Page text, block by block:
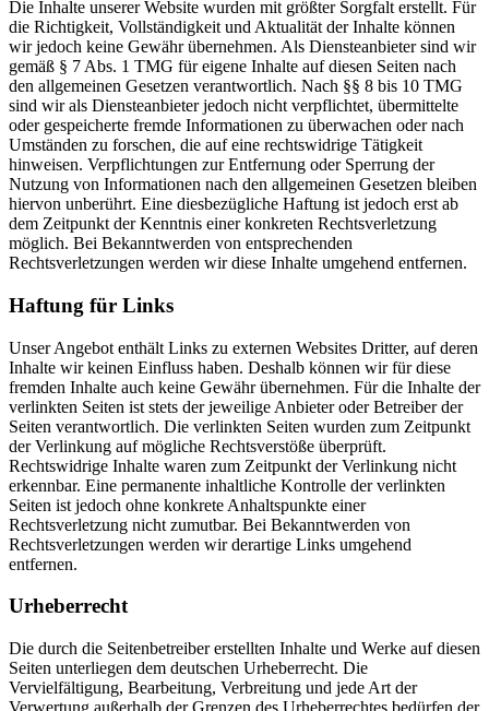
Die Inhalte unserer Website wurden mit größter Sorgfalt erstellt. Für
die Richtigkeit, Vollständigkeit und Aktualität der Inhalte können
wir jedoch keine Gewähr übernehmen. Als Diensteanbieter sind wir
gemäß § 7 Abs. 1 TMG für eigene Inhalte auf diesen Seiten nach
den allgemeinen Gesetzen verantwortlich. Nach §§ 8 bis 10 TMG
sind wir als Diensteanbieter jedoch nicht verpflichtet, übermittelte
oder gespeicherte fremde Informationen zu überwachen oder nach
Umständen zu forschen, die auf eine rechtswidrige Tätigkeit
hinweisen. Verpflichtungen zur Entfernung oder Sperrung der
Nutzung von Informationen nach den allgemeinen Gesetzen bleiben
hiervon unberührt. Eine diesbezügliche Haftung ist jedoch erst ab
dem Zeitpunkt der Kenntnis einer konkreten Rechtsverletzung
möglich. Bei Bekanntwerden von entsprechenden
Rechtsverletzungen werden wir diese Inhalte umgehend entfernen.
Haftung für Links
Unser Angebot enthält Links zu externen Websites Dritter, auf deren
Inhalte wir keinen Einfluss haben. Deshalb können wir für diese
fremden Inhalte auch keine Gewähr übernehmen. Für die Inhalte der
verlinkten Seiten ist stets der jeweilige Anbieter oder Betreiber der
Seiten verantwortlich. Die verlinkten Seiten wurden zum Zeitpunkt
der Verlinkung auf mögliche Rechtsverstöße überprüft.
Rechtswidrige Inhalte waren zum Zeitpunkt der Verlinkung nicht
erkennbar. Eine permanente inhaltliche Kontrolle der verlinkten
Seiten ist jedoch ohne konkrete Anhaltspunkte einer
Rechtsverletzung nicht zumutbar. Bei Bekanntwerden von
Rechtsverletzungen werden wir derartige Links umgehend
entfernen.
Urheberrecht
Die durch die Seitenbetreiber erstellten Inhalte und Werke auf diesen
Seiten unterliegen dem deutschen Urheberrecht. Die
Vervielfältigung, Bearbeitung, Verbreitung und jede Art der
Verwertung außerhalb der Grenzen des Urheberrechtes bedürfen der